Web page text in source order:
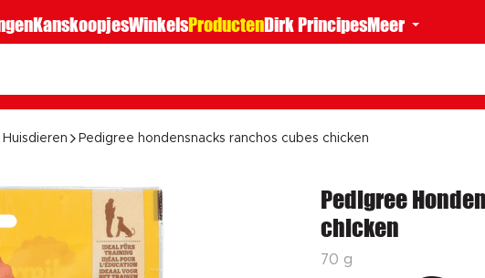
KanskoopjesWinkelsProductenDirk PrincipesMeer
Huisdieren Pedigree hondensnacks ranchos cubes chicken
Pedigree
chicken
70 g